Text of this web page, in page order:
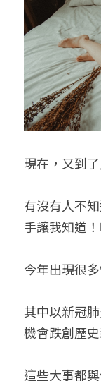
現在，又到
有沒有人不
手讓我知道！
今年出現很
其中以新冠
機會跌創歷
這些大事都